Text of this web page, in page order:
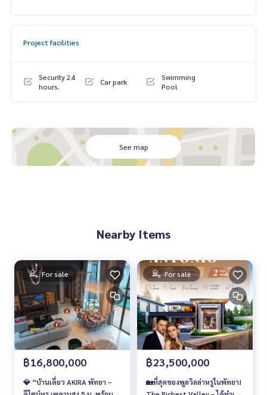
Project facilities
Security 24
hours.
Car park
Swimming
Pool
See map
Nearby Items
For sale
฿16,800,000
💎 “บ้านเดี่ยว AKIRA พัทยา –
For sale
฿23,500,000
🏡ที่สุดของพูลวิลล่าหรูในพัทยา!